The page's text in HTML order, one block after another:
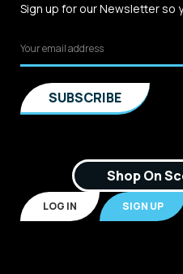
Sign up for our Newsletter so
Shop On
LOG IN SIGN UP